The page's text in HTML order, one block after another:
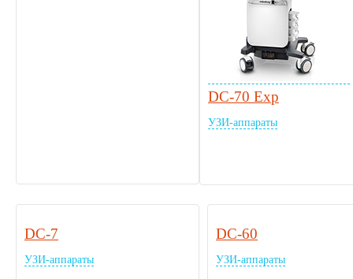
DC-70 Exp
УЗИ-аппараты
DC-7
УЗИ-аппараты
DC-60
УЗИ-аппараты